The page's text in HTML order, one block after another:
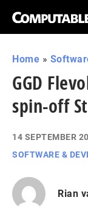
Home »
GGD
spin-off
14 SEPTEMBER
SOFTWARE &
Rian